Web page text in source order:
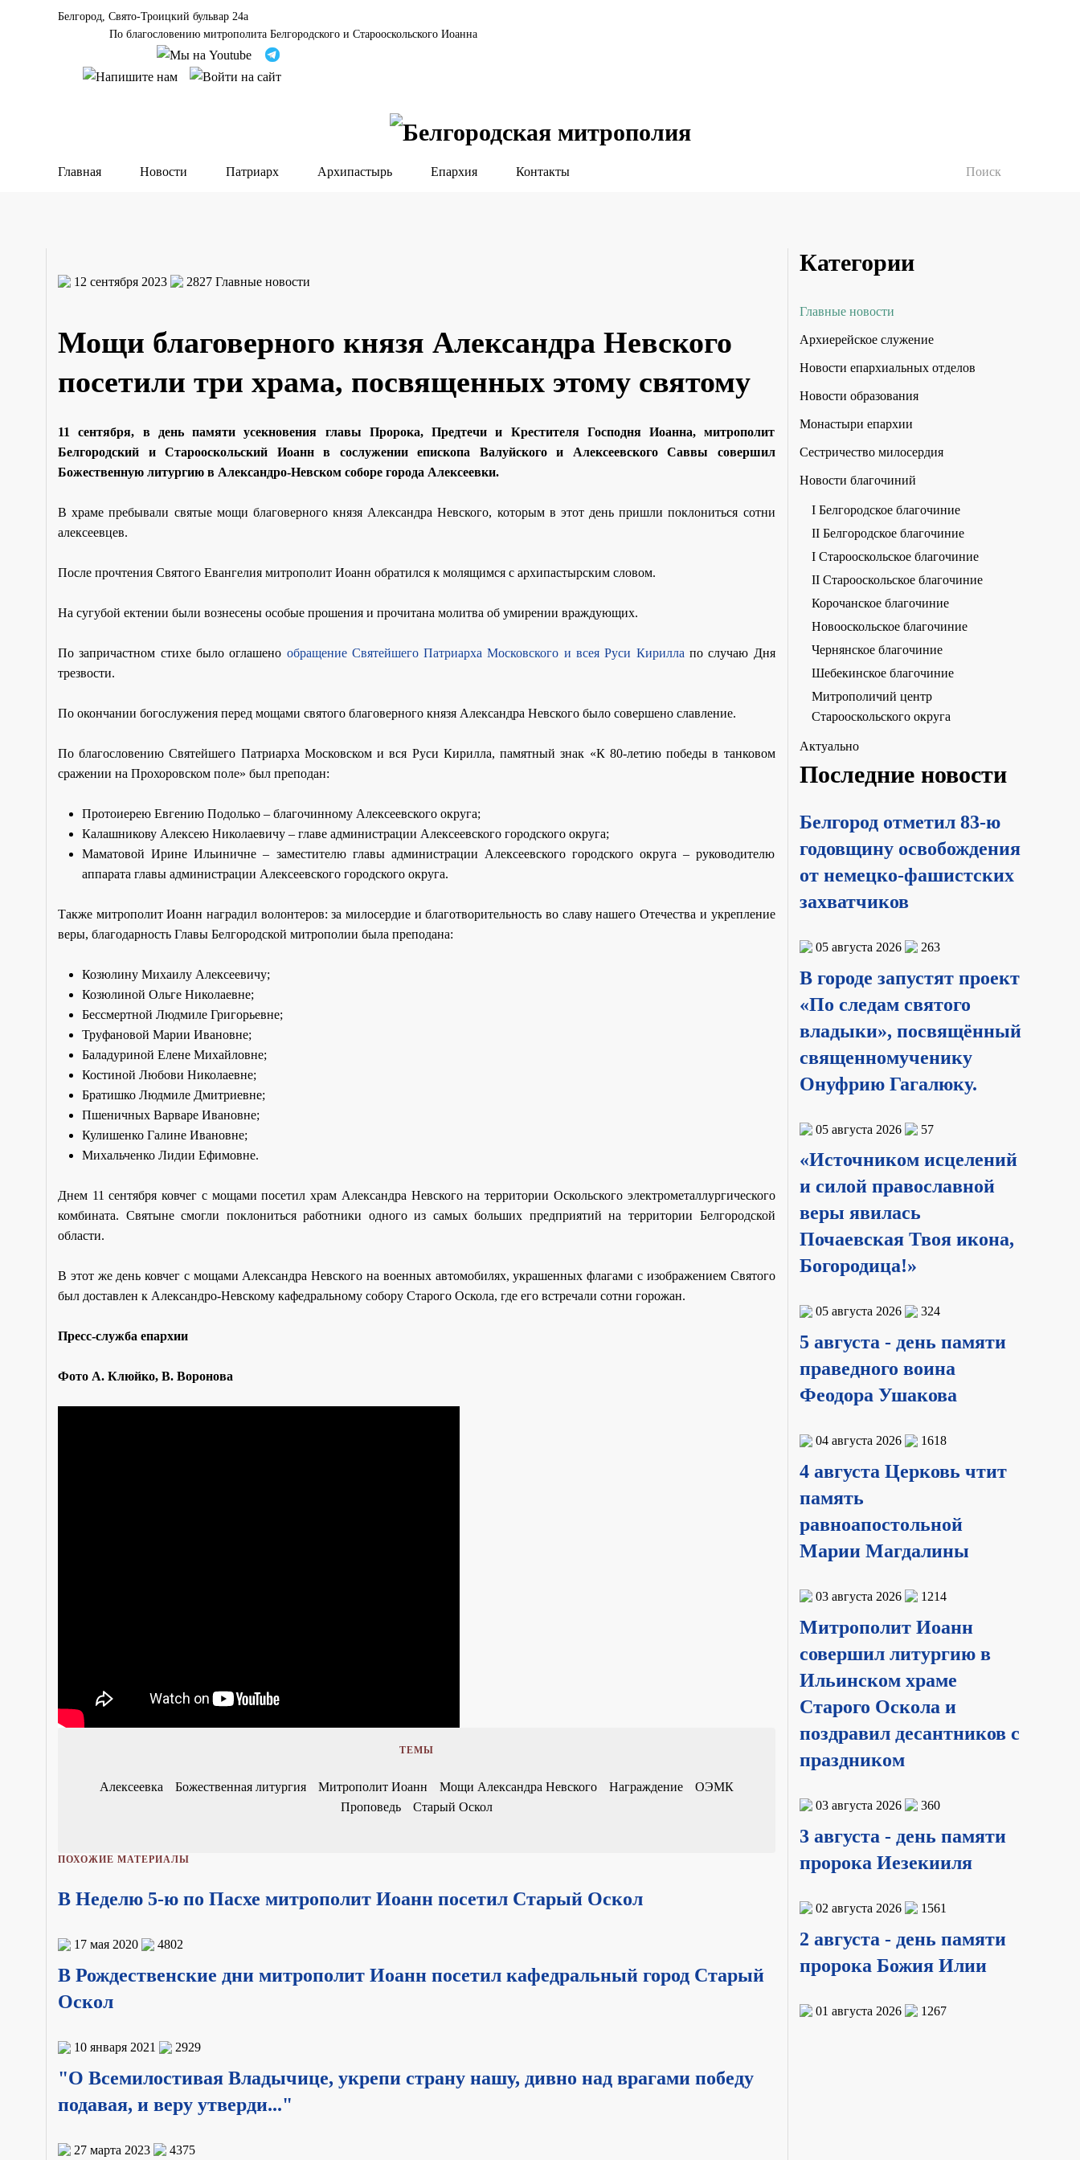
Белгород, Свято-Троицкий бульвар 24а
По благословению митрополита Белгородского и Старооскольского Иоанна
Главная Новости Патриарх Архипастырь Епархия Контакты
12 сентября 2023 2827 Главные новости
Мощи благоверного князя Александра Невского
посетили три храма, посвященных этому святому
11 сентября, в день памяти усекновения главы Пророка, Предтечи и Крестителя Господня Иоанна, митрополит
Белгородский и Старооскольский Иоанн в сослужении епископа Валуйского и Алексеевского Саввы совершил
Божественную литургию в Александро-Невском соборе города Алексеевки.
В храме пребывали святые мощи благоверного князя Александра Невского, которым в этот день пришли поклониться сотни
алексеевцев.
После прочтения Святого Евангелия митрополит Иоанн обратился к молящимся с архипастырским словом.
На сугубой ектении были вознесены особые прошения и прочитана молитва об умирении враждующих.
По запричастном стихе было оглашено обращение Святейшего Патриарха Московского и всея Руси Кириллапо случаю Дня
трезвости.
По окончании богослужения перед мощами святого благоверного князя Александра Невского было совершено славление.
По благословению Святейшего Патриарха Московском и вся Руси Кирилла, памятный знак «К 80-летию победы в танковом
сражении на Прохоровском поле» был преподан:
Протоиерею Евгению Подолько – благочинному Алексеевского округа;
Калашникову Алексею Николаевичу – главе администрации Алексеевского городского округа;
Маматовой Ирине Ильиничне – заместителю главы администрации Алексеевского городского округа – руководителю
аппарата главы администрации Алексеевского городского округа.
Также митрополит Иоанн наградил волонтеров: за милосердие и благотворительность во славу нашего Отечества и укрепление
веры, благодарность Главы Белгородской митрополии была преподана:
Козюлину Михаилу Алексеевичу;
Козюлиной Ольге Николаевне;
Бессмертной Людмиле Григорьевне;
Труфановой Марии Ивановне;
Баладуриной Елене Михайловне;
Костиной Любови Николаевне;
Братишко Людмиле Дмитриевне;
Пшеничных Варваре Ивановне;
Кулишенко Галине Ивановне;
Михальченко Лидии Ефимовне.
Днем 11 сентября ковчег с мощами посетил храм Александра Невского на территории Оскольского электрометаллургического
комбината. Святыне смогли поклониться работники одного из самых больших предприятий на территории Белгородской
области.
В этот же день ковчег с мощами Александра Невского на военных автомобилях, украшенных флагами с изображением Святого
был доставлен к Александро-Невскому кафедральному собору Старого Оскола, где его встречали сотни горожан.
Пресс-служба епархии
Фото А. Клюйко, В. Воронова
ТЕМЫ
Алексеевка Божественная литургия Митрополит Иоанн Мощи Александра Невского Награждение
ОЭМК
Проповедь
Старый Оскол
ПОХОЖИЕ МАТЕРИАЛЫ
В Неделю 5-ю по Пасхе митрополит Иоанн посетил Старый Оскол
17 мая 2020 4802
В Рождественские дни митрополит Иоанн посетил кафедральный город Старый
Оскол
10 января 2021 2929
"О Всемилостивая Владычице, укрепи страну нашу, дивно над врагами победу
подавая, и веру утверди..."
27 марта 2023 4375
Категории
Главные новости
Архиерейское служение
Новости епархиальных отделов
Новости образования
Монастыри епархии
Сестричество милосердия
Новости благочиний
I Белгородское благочиние
II Белгородское благочиние
I Старооскольское благочиние
II Старооскольское благочиние
Корочанское благочиние
Новооскольское благочиние
Чернянское благочиние
Шебекинское благочиние
Митрополичий центр
Старооскольского округа
Актуально
Последние новости
Белгород отметил 83-ю
годовщину освобождения
от немецко-фашистских
захватчиков
05 августа 2026 263
В городе запустят проект
«По следам святого
владыки», посвящённый
священномученику
Онуфрию Гагалюку.
05 августа 2026 57
«Источником исцелений
и силой православной
веры явилась
Почаевская Твоя икона,
Богородица!»
05 августа 2026 324
5 августа - день памяти
праведного воина
Феодора Ушакова
04 августа 2026 1618
4 августа Церковь чтит
память
равноапостольной
Марии Магдалины
03 августа 2026 1214
Митрополит Иоанн
совершил литургию в
Ильинском храме
Старого Оскола и
поздравил десантников с
праздником
03 августа 2026 360
3 августа - день памяти
пророка Иезекииля
02 августа 2026 1561
2 августа - день памяти
пророка Божия Илии
01 августа 2026 1267